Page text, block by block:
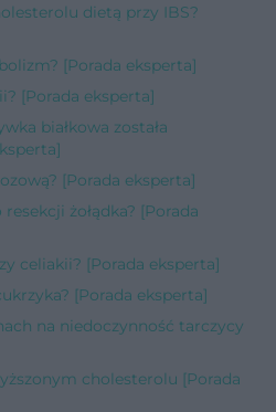
dietą przy IBS?
[Porada eksperta]
[Porada eksperta]
białkowa została
[Porada eksperta]
żołądka? [Porada
celiakii? [Porada eksperta]
[Porada eksperta]
na niedoczynność tarczycy
cholesterolu [Porada